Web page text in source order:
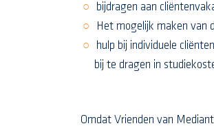
bijdragen aan
Het mogelijk maken van
hulp bij individuele
bij te dragen in
Omdat Vrienden van